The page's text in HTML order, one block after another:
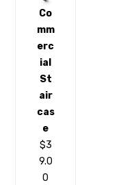
Co
mm
erc
ial
St
air
cas
e
$3
9.0
0